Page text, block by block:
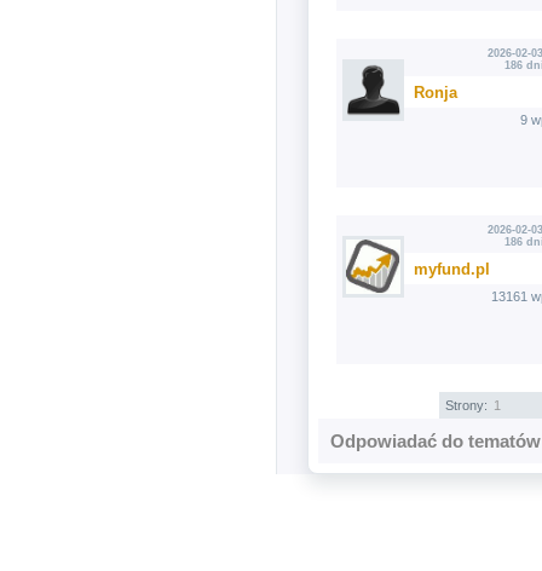
2026-02-
186
Ronja
9
2026-02-
186
myfund.pl
13161
Strony: 1
Odpowiadać do